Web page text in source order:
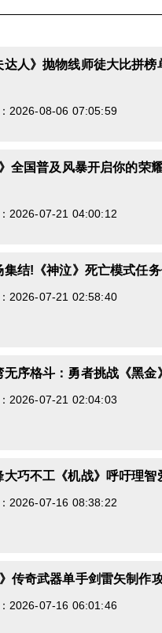
达人》抛物线师徒大比拼
2026-08-06 07:05:59
》全国普及风暴开启你的荣
2026-07-21 04:00:12
集结!《神泣》死亡模式任
2026-07-21 02:58:40
无序格斗：勇者挑战《黑
2026-07-21 02:04:03
大巧不工《机战》呼吁理智
2026-07-16 08:38:22
》传奇武器单手剑雷矢制作
2026-07-16 06:01:46